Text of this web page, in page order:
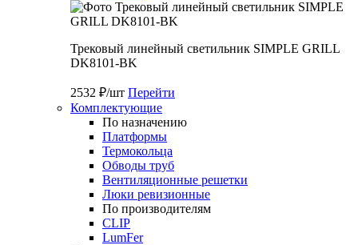
Трековый линейный светильник SIMPLE GRILL
DK8101-BK
2532 ₽/шт Перейти
Комплектующие
По назначению
Платформы
Термокольца
Обводы труб
Вентиляционные решетки
Люки ревизионные
По производителям
CLIP
LumFer